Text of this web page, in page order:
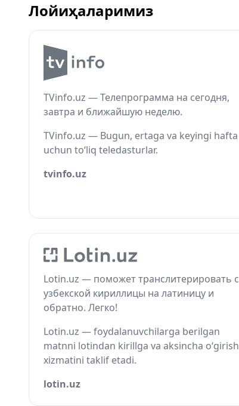
Лойиҳаларимиз
TVinfo.uz — Телепрограмма на сегодня,
завтра и ближайшую неделю.
TVinfo.uz — Bugun, ertaga va keyingi hafta
uchun to‘liq teledasturlar.
tvinfo.uz
Lotin.uz — поможет транслитерировать с
узбекской кириллицы на латиницу и
обратно. Легко!
Lotin.uz — foydalanuvchilarga berilgan
matnni lotindan kirillga va aksincha o‘girish
xizmatini taklif etadi.
lotin.uz